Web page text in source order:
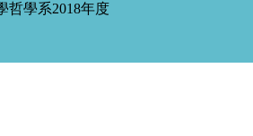
哲學系2018年度